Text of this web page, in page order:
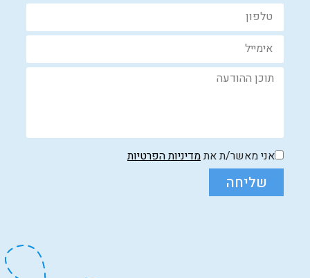
אני מאשר/ת אתמדיניות הפרטיות
שליחה